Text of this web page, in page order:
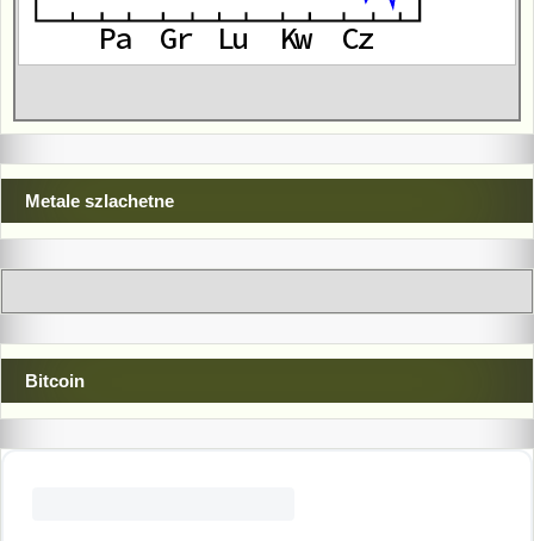
Metale szlachetne
Bitcoin